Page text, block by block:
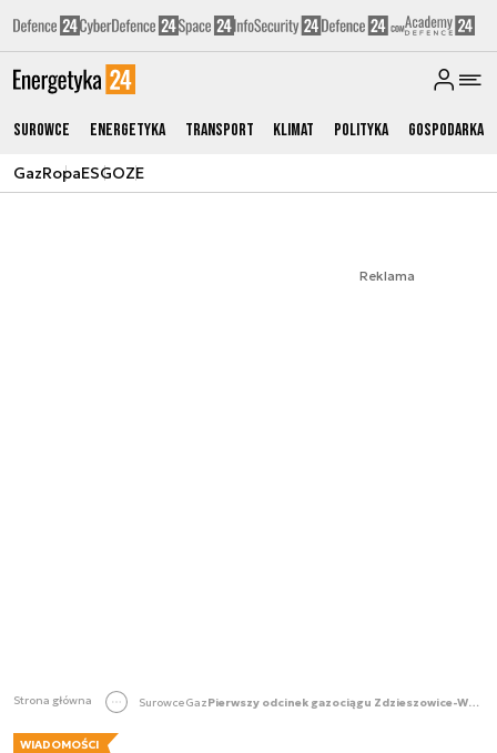
Surowce Energetyka Transport Klimat Polityka Gospodarka
GazRopaESGOZE
Reklama
Strona główna SurowceGaz Pierwszy odcinek gazociągu Zdzieszowice-Wrocław oddany do eksploatacji
WIADOMOŚCI